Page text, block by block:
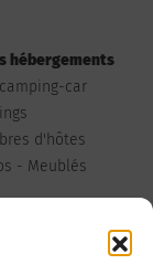
hébergements
car
d'hôtes
- Meublés